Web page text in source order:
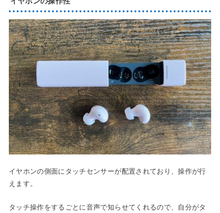
イヤホンの側面にタッチセンサーが配置されており、操作が行
えます。
タッチ操作をするごとに音声で知らせてくれるので、自分がタ